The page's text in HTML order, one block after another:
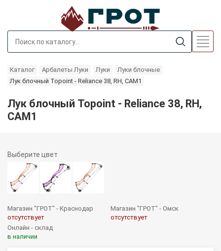
Каталог Арбалеты Луки Луки
Луки блочные
Лук блочный Topoint - Reliance 38, RH, CAM1
Лук блочный Topoint - Reliance 38, RH,
CAM1
Выберите цвет
Магазин "ГРОТ" - Краснодар
отсутствует
Магазин "ГРОТ" - Омск
отсутствует
Онлайн - склад
в наличии